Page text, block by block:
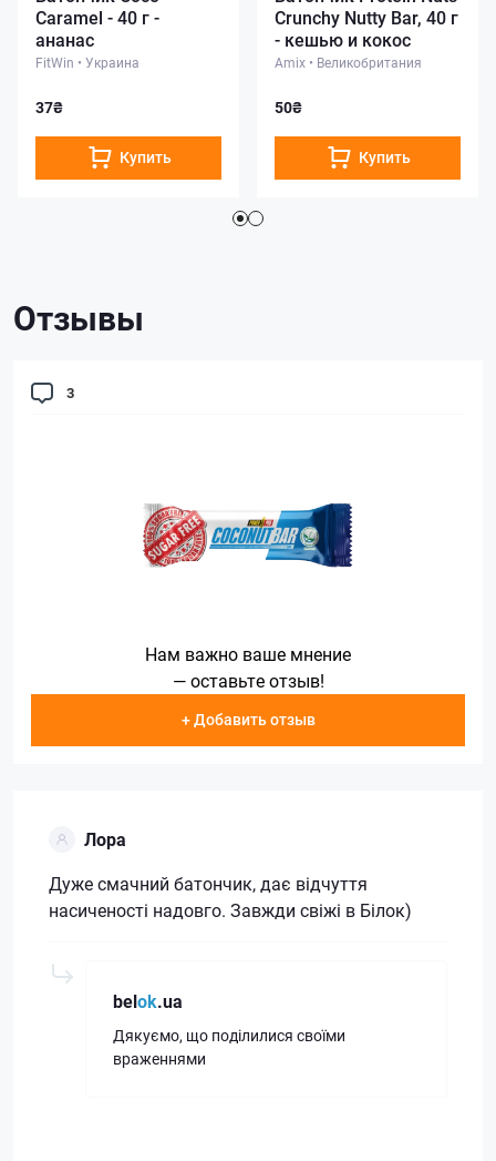
Caramel - 40 г -
ананас
FitWin • Украина
37₴
Купить
Crunchy Nutty Bar, 40 г
- кешью и кокос
Amix • Великобритания
50₴
Купить
Отзывы
3
Нам важно ваше мнение
— оставьте отзыв!
+ Добавить отзыв
Лора
Дуже смачний батончик, дає відчуття
насиченості надовго. Завжди свіжі в Білок)
belok.ua
Дякуємо, що поділилися своїми
враженнями